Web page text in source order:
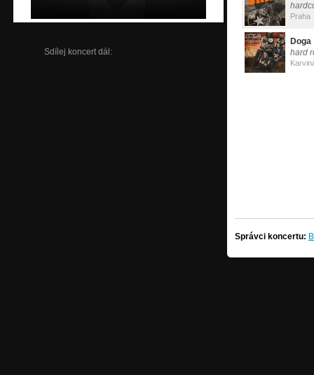
Sdílej koncert dál:
Praha
Doga
hard
Správci koncertu: